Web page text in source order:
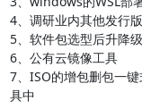
4、调研业内其他发行
5、软件包选型后升降
6、公有云镜像工具
7、ISO的增包删包一
具中